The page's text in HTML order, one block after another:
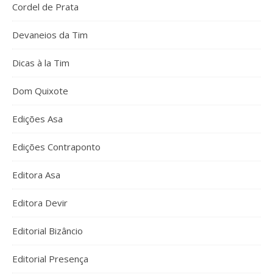
Cordel de Prata
Devaneios da Tim
Dicas à la Tim
Dom Quixote
Edições Asa
Edições Contraponto
Editora Asa
Editora Devir
Editorial Bizâncio
Editorial Presença